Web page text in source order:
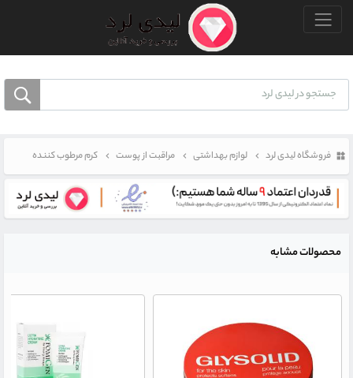
منو بالا
فروشگاه لیدی لرد لوازم بهداشتی مراقبت از پوست کرم مرطوب کننده
محصولات مشابه